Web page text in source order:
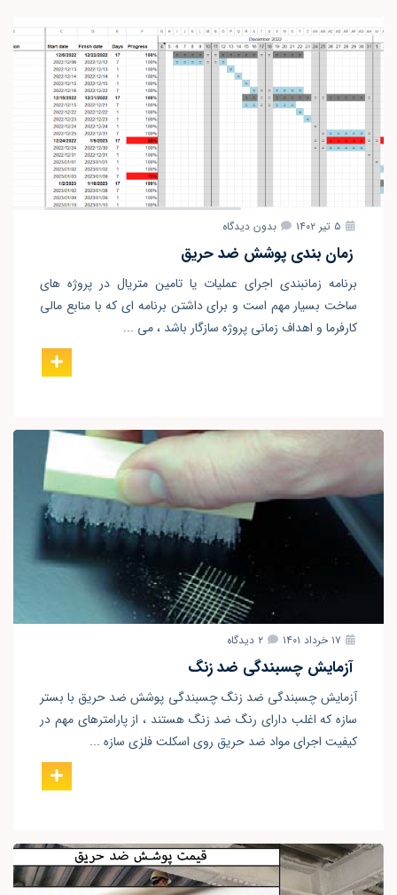
۵ تیر ۱۴۰۲ بدون دیدگاه
زمان بندی پوشش ضد حریق
برنامه زمانبندی اجرای عملیات یا تامین متریال در پروژه های
ساخت بسیار مهم است و برای داشتن برنامه ای که با منابع مالی
کارفرما و اهداف زمانی پروژه سازگار باشد ، می ...
۱۷ خرداد ۱۴۰۱ ۲ دیدگاه
آزمایش چسبندگی ضد زنگ
آزمایش چسبندگی ضد زنگ چسبندگی پوشش ضد حریق با بستر
سازه که اغلب دارای رنگ ضد زنگ هستند ، از پارامترهای مهم در
کیفیت اجرای مواد ضد حریق روی اسکلت فلزی سازه ...